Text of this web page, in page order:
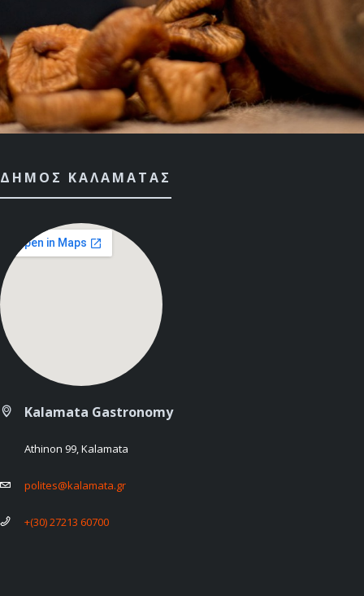
ΔΉΜΟΣ ΚΑΛΑΜΆΤΑΣ
Kalamata Gastronomy
Athinon 99, Kalamata
polites@kalamata.gr
+(30) 27213 60700